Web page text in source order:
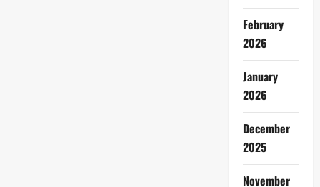
February
2026
January
2026
December
2025
November